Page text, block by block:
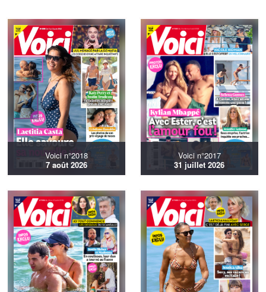
Voici n°2018
7 août 2026
Voici n°2017
31 juillet 2026